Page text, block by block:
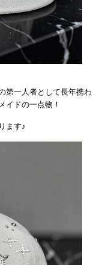
第一人者として長年携わ
イドの一点物！
ます♪